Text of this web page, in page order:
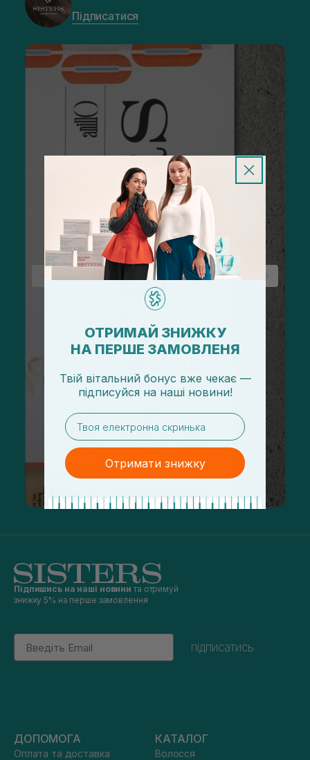
Підписатися
Підпишись на наші новини та отримуй
знижку 5% на перше замовлення
Email
підписатись
ДОПОМОГА
Оплата та доставка
КАТАЛОГ
Волосся
ОТРИМАЙ ЗНИЖКУ
НА ПЕРШЕ ЗАМОВЛЕНЯ
Твій вітальний бонус вже чекає —
підписуйся на наші новини!
email
Отримати знижку